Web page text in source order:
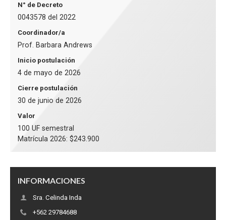
INFORMACIONES
Sra. Celinda Inda
+562 29784688
N° de Decreto
0043578 del 2022
Coordinador/a
Prof. Barbara Andrews
Inicio postulación
4 de mayo de 2026
Cierre postulación
30 de junio de 2026
Valor
100 UF semestral
Matrícula 2026: $243.900